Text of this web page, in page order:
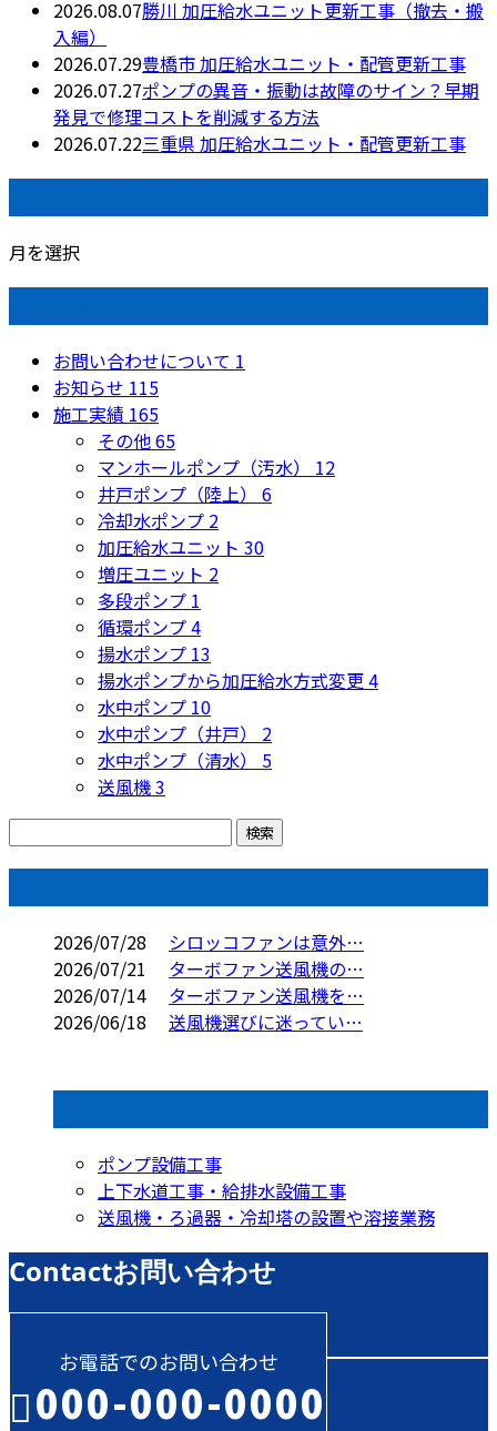
2026.08.07勝川 加圧給水ユニット更新工事（撤去・搬
入編）
2026.07.29豊橋市 加圧給水ユニット・配管更新工事
2026.07.27ポンプの異音・振動は故障のサイン？早期
発見で修理コストを削減する方法
2026.07.22三重県 加圧給水ユニット・配管更新工事
月を選択
お問い合わせについて 1
お知らせ 115
施工実績 165
その他65
マンホールポンプ（汚水） 12
井戸ポンプ（陸上） 6
冷却水ポンプ 2
加圧給水ユニット 30
増圧ユニット 2
多段ポンプ 1
循環ポンプ4
揚水ポンプ 13
揚水ポンプから加圧給水方式変更4
水中ポンプ 10
水中ポンプ（井戸） 2
水中ポンプ（清水） 5
送風機3
2026/07/28
シロッコファンは意外…
2026/07/21
ターボファン送風機の…
2026/07/14
ターボファン送風機を…
2026/06/18
送風機選びに迷ってい…
ポンプ設備工事
上下水道工事・給排水設備工事
送風機・ろ過器・冷却塔の設置や溶接業務
Contactお問い合わせ
お電話でのお問い合わせ
000-000-0000